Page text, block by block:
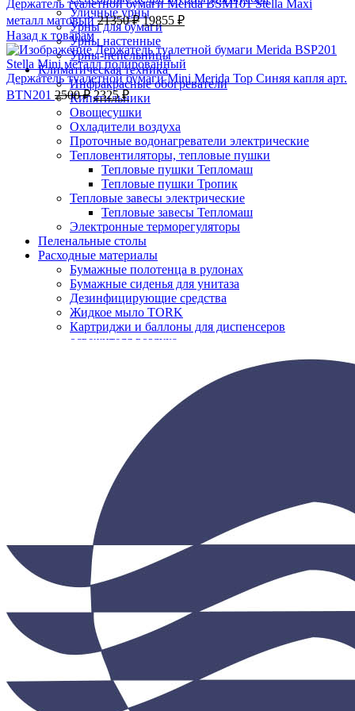
Уличные урны
Урны для бумаги
Урны настенные
Урны-пепельницы
Климатическая техника
Инфракрасные обогреватели
Кипятильники
Овощесушки
Охладители воздуха
Проточные водонагреватели электрические
Тепловентиляторы, тепловые пушки
Тепловые пушки Тепломаш
Тепловые пушки Тропик
Тепловые завесы электрические
Тепловые завесы Тепломаш
Электронные терморегуляторы
Пеленальные столы
Расходные материалы
Бумажные полотенца в рулонах
Бумажные сиденья для унитаза
Дезинфицирующие средства
Жидкое мыло TORK
Картриджи и баллоны для диспенсеров
освежителя воздуха
Протирочный материал в рулонах
Туалетная бумага в больших рулонах
Туалетная бумага в стандартных рулонах
Туалетная бумага листовая
Туалетная бумага с центральной вытяжкой
Сушилки для рук
V-образные сушилки
Погружные сушилки для рук
Сушилки для рук антивандальные
Сушилки для рук высокоскоростные
Электрополотенце
Уборочная техника
Подметальные машины
Пылесосы для опасной пыли
Пылесосы для сухой и влажной уборки
Пылесосы для сухой уборки
Уборочный инвентарь
Ведра на колесах
Коврики влаговпитывающие
Коврики влаговпитывающие 1,2 м х 1,8 м
Коврики влаговпитывающие 1,2 м х 10 м
Коврики влаговпитывающие 1,2 м х 15 м
Коврики влаговпитывающие 1,2 м х 2,5 м
Держатель туалетной бумаги Merida BSM101 Stella Maxi
металл матовый21350₽ 19855 ₽
Назад к товарам
Держатель туалетной бумаги Mini Merida Top Синяя капля арт.
BTN201 2500₽ 2325₽
-7%;процент скидки
Нажмите, чтобы увеличить